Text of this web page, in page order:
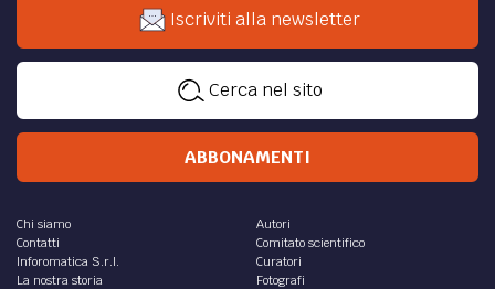
Iscriviti alla newsletter
Cerca nel sito
ABBONAMENTI
Chi siamo
Contatti
Inforomatica S.r.l.
La nostra storia
Autori
Comitato scientifico
Curatori
Fotografi